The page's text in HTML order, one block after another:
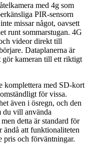
med 4g som
PIR-sensorn
missar något, oavsett
runt sommarstugan. 4G
videor direkt till
Dataplanerna är
gör kameran till ett riktigt
komplettera med SD-kort
för vissa.
även i ösregn, och den
du vill använda
detta är standard för
ändå att funktionaliteten
pris och förväntningar.